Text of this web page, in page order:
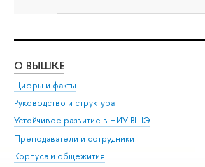
О ВЫШКЕ
Цифры и факты
Руководство и структура
Устойчивое развитие в НИУ ВШЭ
Преподаватели и сотрудники
Корпуса и общежития